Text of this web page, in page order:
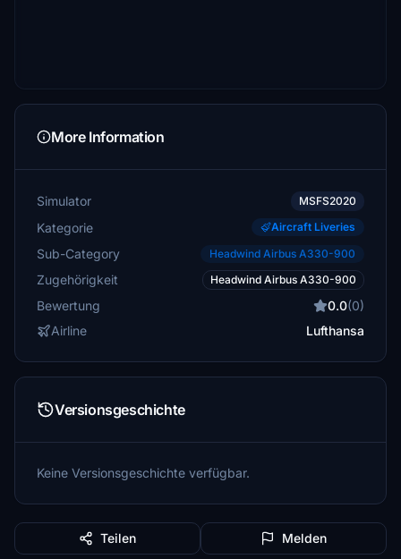
More Information
Simulator MSFS2020
Kategorie Aircraft Liveries
Sub-Category Headwind Airbus A330-900
Zugehörigkeit Headwind Airbus A330-900
Bewertung 0.0(0)
Airline
Lufthansa
Versionsgeschichte
Keine Versionsgeschichte verfügbar.
Teilen Melden